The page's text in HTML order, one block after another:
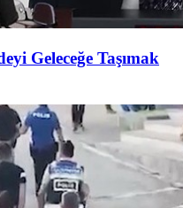
Geleceğe Taşımak